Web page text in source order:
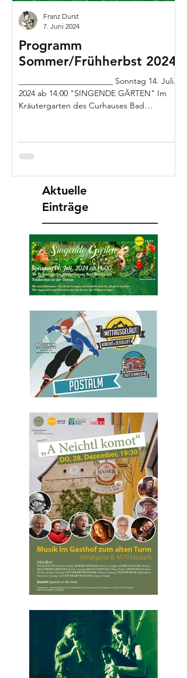
Programm
Sommer/Frühherbst 2024
_______________________ Sonntag 14. Juli.
2024 ab 14:00 "SINGENDE GÄRTEN" Im
Kräutergarten des Curhauses Bad
Franz Durst
7. Juni 2024
Aktuelle
Einträge
Programm
Sommer/Frühherbst
2024
Freitag 29.
Dezember 2023
13.00 – 14:30
SESSELLIFTKONZER
T
„MITTAGSGELÄUT“a
uf der Postalm
"A Neichtl komot"
zum Jahresausklang
im Gasthaus zum
Alten Turm in